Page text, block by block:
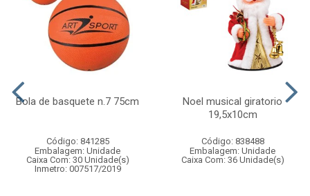
Bola de basquete n.7 75cm
Código: 841285
Embalagem: Unidade
Caixa Com: 30 Unidade(s)
Inmetro: 007517/2019
Noel musical giratorio
19,5x10cm
Código: 838488
Embalagem: Unidade
Caixa Com: 36 Unidade(s)